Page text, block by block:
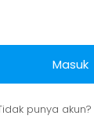
Masuk
punya akun?